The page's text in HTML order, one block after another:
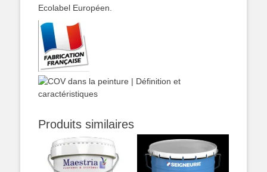
dans
nos
locaux)
Ecolabel Européen.
Produits similaires